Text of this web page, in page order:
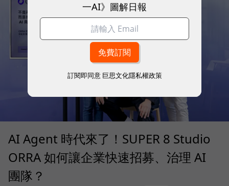
AI Agent 時代來了！SUPER 8 Studio
ORRA 如何讓企業快速招募、治理 AI
團隊？
一AI》圖解日報
訂閱即同意 巨思文化隱私權政策